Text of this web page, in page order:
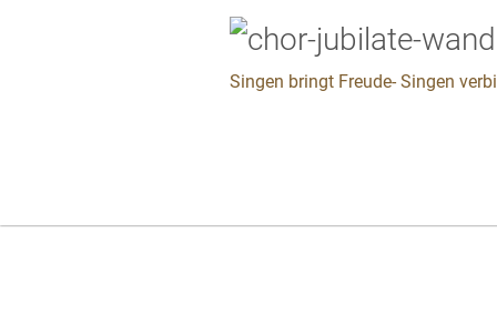
Singen bringt Freude- Singen